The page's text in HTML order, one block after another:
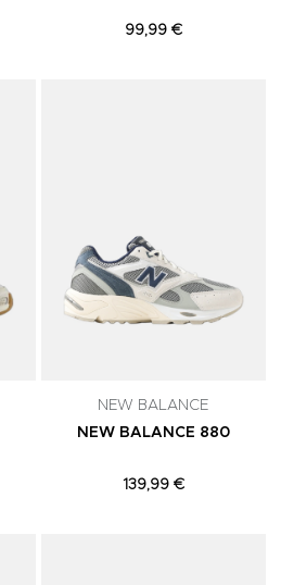
99,99 €
NEW BALANCE
NEW BALANCE 880
139,99 €